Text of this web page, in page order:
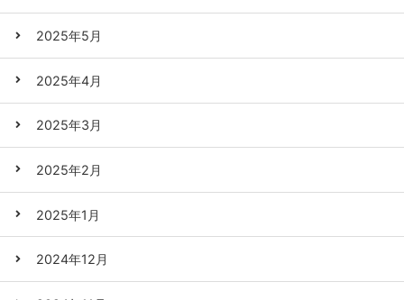
2025年5月
2025年4月
2025年3月
2025年2月
2025年1月
2024年12月